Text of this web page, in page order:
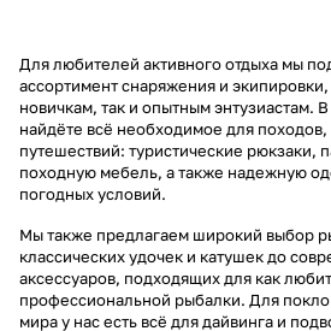
Для любителей активного отдыха мы
ассортимент снаряжения и
новичкам, так и опытным энтузиастам.
найдёте всё необходимое для походов,
путешествий: туристические рюкзаки,
походную мебель, а также надежную
погодных условий.
Мы также предлагаем широкий выбор
классических удочек и катушек до
аксессуаров, подходящих для как
профессиональной рыбалки. Для
мира у нас есть всё для дайвинга и